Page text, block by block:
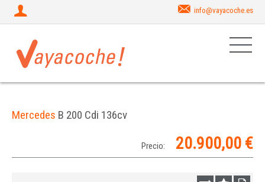
info@vayacoche.es
Mercedes B 200 Cdi 136cv
Precio: 20.900,00 €